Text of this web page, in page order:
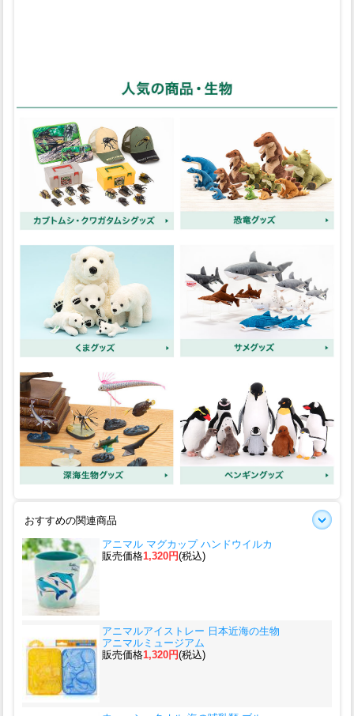
おすすめの関連商品
アニマル マグカップ ハンドウイルカ
販売価格1,320円(税込)
アニマルアイストレー 日本近海の生物
アニマルミュージアム
販売価格1,320円(税込)